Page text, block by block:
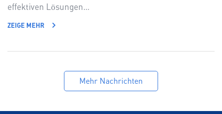
effektiven Lösungen…
ZEIGE MEHR
Mehr Nachrichten